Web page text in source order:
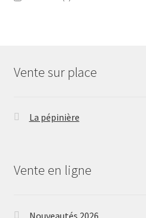
Vente sur place
La pépinière
Vente en ligne
Nouveautés 2026